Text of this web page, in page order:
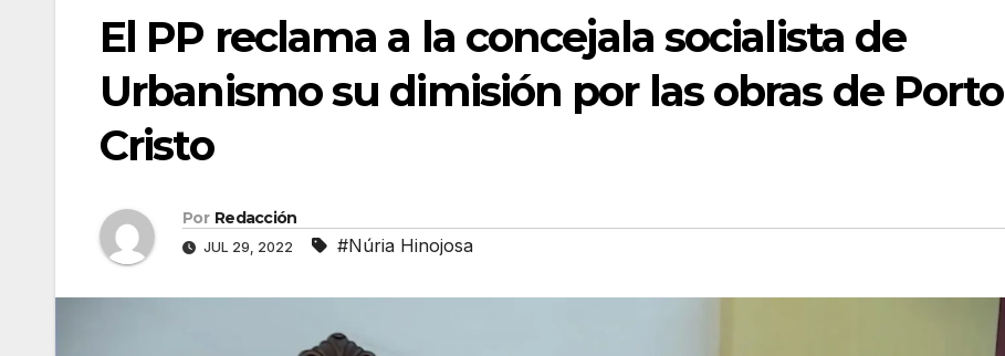
El PP reclama a la concejala socialista de
Urbanismo su dimisión por las obras de Porto
Cristo
Por Redacción
JUL 29, 2022 #Núria Hinojosa